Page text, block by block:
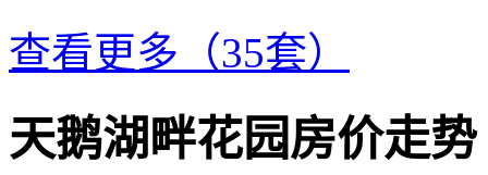
查看更多（35套）
天鹅湖畔花园房价走势